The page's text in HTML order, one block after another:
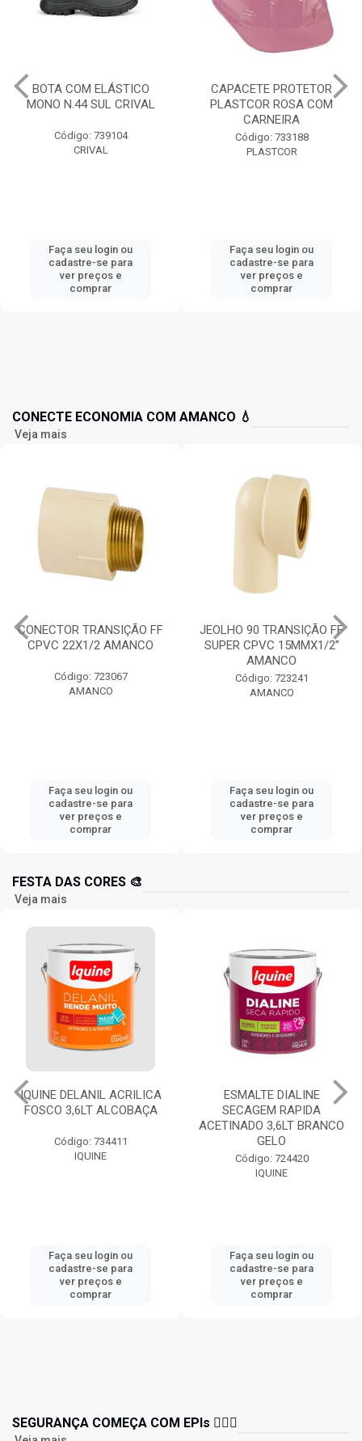
BOTA COM ELÁSTICO
MONO N.44 SUL CRIVAL
Código: 739104
CRIVAL
Faça seu login ou
cadastre-se para
ver preços e
comprar
CAPACETE PROTETOR
PLASTCOR ROSA COM
CARNEIRA
Código: 733188
PLASTCOR
Faça seu login ou
cadastre-se para
ver preços e
comprar
CONECTE ECONOMIA COM AMANCO 💧
Veja mais
CONECTOR TRANSIÇÃO FF
CPVC 22X1/2 AMANCO
Código: 723067
AMANCO
Faça seu login ou
cadastre-se para
ver preços e
comprar
JEOLHO 90 TRANSIÇÃO FF
SUPER CPVC 15MMX1/2”
AMANCO
Código: 723241
AMANCO
Faça seu login ou
cadastre-se para
ver preços e
comprar
FESTA DAS CORES 🎨
Veja mais
IQUINE DELANIL ACRILICA
FOSCO 3,6LT ALCOBAÇA
Código: 734411
IQUINE
Faça seu login ou
cadastre-se para
ver preços e
comprar
ESMALTE DIALINE
SECAGEM RAPIDA
ACETINADO 3,6LT BRANCO
GELO
Código: 724420
IQUINE
Faça seu login ou
cadastre-se para
ver preços e
comprar
SEGURANÇA COMEÇA COM EPIs 👷🏻‍♂️